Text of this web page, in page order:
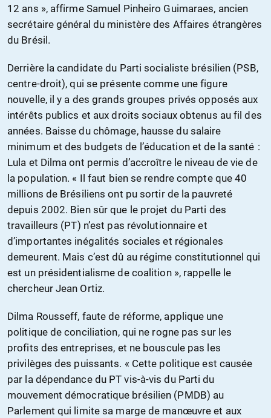
12 ans », affirme Samuel Pinheiro Guimaraes, ancien
secrétaire général du ministère des Affaires étrangères
du Brésil.
Derrière la candidate du Parti socialiste brésilien (PSB,
centre-droit), qui se présente comme une figure
nouvelle, il y a des grands groupes privés opposés aux
intérêts publics et aux droits sociaux obtenus au fil des
années. Baisse du chômage, hausse du salaire
minimum et des budgets de l’éducation et de la santé :
Lula et Dilma ont permis d’accroître le niveau de vie de
la population. « Il faut bien se rendre compte que 40
millions de Brésiliens ont pu sortir de la pauvreté
depuis 2002. Bien sûr que le projet du Parti des
travailleurs (PT) n’est pas révolutionnaire et
d’importantes inégalités sociales et régionales
demeurent. Mais c’est dû au régime constitutionnel qui
est un présidentialisme de coalition », rappelle le
chercheur Jean Ortiz.
Dilma Rousseff, faute de réforme, applique une
politique de conciliation, qui ne rogne pas sur les
profits des entreprises, et ne bouscule pas les
privilèges des puissants. « Cette politique est causée
par la dépendance du PT vis-à-vis du Parti du
mouvement démocratique brésilien (PMDB) au
Parlement qui limite sa marge de manœuvre et aux